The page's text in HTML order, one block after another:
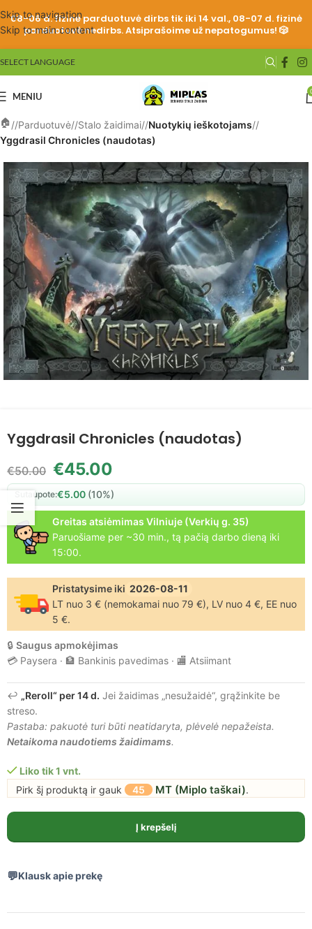
Skip to navigation
Skip to main content
08-06 d. fizinė parduotuvė dirbs tik iki 14 val., 08-07 d. fizinė
parduotuvė nedirbs. Atsiprašoime už nepatogumus! 🎲
SELECT LANGUAGE
MENIU
/ Parduotuvė/ Stalo žaidimai/ Nuotykių ieškotojams/
Yggdrasil Chronicles (naudotas)
Yggdrasil Chronicles (naudotas)
€50.00 €45.00
Sutaupote:€5.00 (10%)
Greitas atsiėmimas Vilniuje (Verkių g. 35)
Paruošiame per ~30 min., tą pačią darbo dieną iki
15:00.
Pristatysime iki 2026-08-11
LT nuo 3 € (nemokamai nuo 79 €), LV nuo 4 €, EE nuo
5 €.
🔒 Saugus apmokėjimas
💳 Paysera · 🏦 Bankinis pavedimas · 🏬 Atsiimant
↩️ „Reroll“ per 14 d. Jei žaidimas „nesužaidė“, grąžinkite be
streso.
Pastaba: pakuotė turi būti neatidaryta, plėvelė nepažeista.
Netaikoma naudotiems žaidimams.
Liko tik 1 vnt.
Pirk šį produktą ir gauk
45 MT (Miplo taškai).
Į krepšelį
Klausk apie prekę